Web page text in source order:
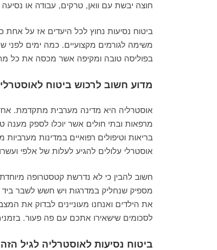
חוצה יבשת עם וואן, טרקים, עבודה או נסיעה
ביטוח נסיעות נחוץ לכל היעדים אז על
משימה לגורמים מקצועיים. כמה ימים לפני
בפוליסה טובה ומקיפה אשר מכסה את כל
מדוע חשוב לרכוש ביטוח
אוסטרליה היא מדינה מערבית מתקדמת.
מרפאות ובתי חולים אשר יוכלו לספק מענה
בריאות וטיפולים רפואיים במדינות
אוסטרלי עלולים להגיע לעלות של אלפי
חשוב להבין כי לא נדרשת קטסטרופה
מספיק שנחליק במדרגות ויש חשש לשבר ביד
את הילדים ואנחנו מעוניינים לבדוק את
לסכומים שישאירו אתכם עם פה פעור.
ביטוח נסיעות לאוסטרליה לגיל